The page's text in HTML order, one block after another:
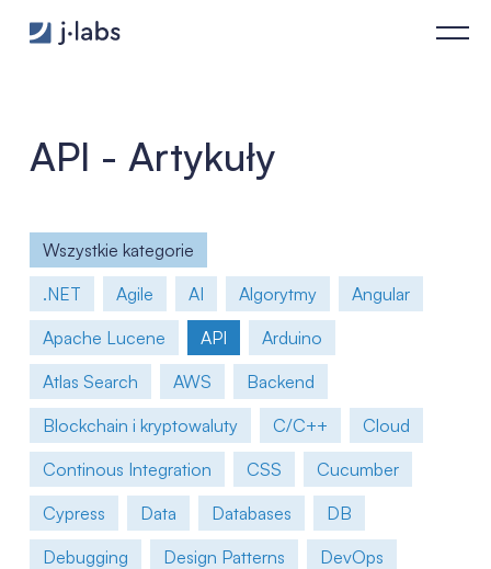
Typy API - j‑labs software specialists
API - Artykuły
Wszystkie kategorie
.NET
Agile AI Algorytmy
Angular
Apache Lucene
API
Arduino
Atlas Search
AWS
Backend
Blockchain i kryptowaluty
C/C++
Cloud
Continous Integration
CSS
Cucumber
Cypress
Data Databases
DB
Debugging
Design Patterns
DevOps